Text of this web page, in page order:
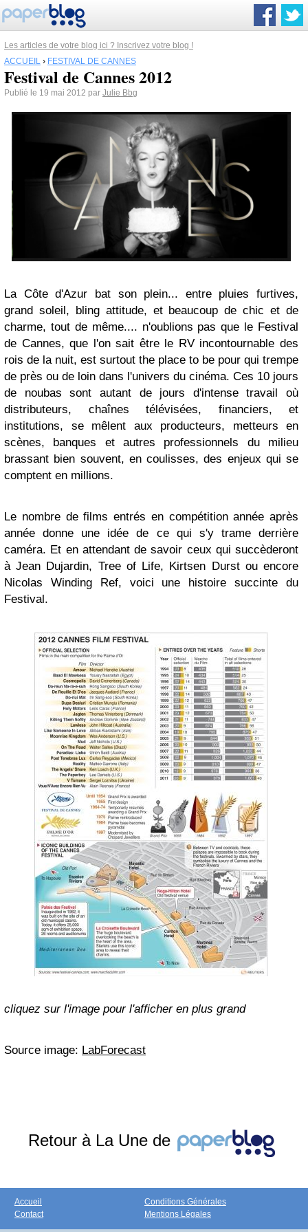
Les articles de votre blog ici ? Inscrivez votre blog !
ACCUEIL › FESTIVAL DE CANNES
Festival de Cannes 2012
Publié le 19 mai 2012 par Julie Bbg
La Côte d'Azur bat son plein... entre pluies furtives,
grand soleil, bling attitude, et beaucoup de chic et de
charme, tout de même.... n'oublions pas que le Festival
de Cannes, que l'on sait être le RV incontournable des
rois de la nuit, est surtout the place to be pour qui trempe
de près ou de loin dans l'univers du cinéma. Ces 10 jours
de noubas sont autant de jours d'intense travail où
distributeurs, chaînes télévisées, financiers, et
institutions, se mêlent aux producteurs, metteurs en
scènes, banques et autres professionnels du milieu
brassant bien souvent, en coulisses, des enjeux qui se
comptent en millions.
Le nombre de films entrés en compétition année après
année donne une idée de ce qui s'y trame derrière
caméra. Et en attendant de savoir ceux qui succèderont
à Jean Dujardin, Tree of Life, Kirtsen Durst ou encore
Nicolas Winding Ref, voici une histoire succinte du
Festival.
cliquez sur l'image pour l'afficher en plus grand
Source image: LabForecast
Retour à La Une de
Accueil
Contact
Conditions Générales
Mentions Légales